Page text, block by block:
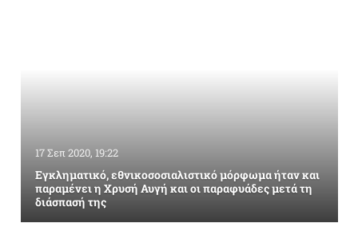
17 Σεπ 2020, 19:22
Εγκληματικό, εθνικοσοσιαλιστικό μόρφωμα ήταν και
παραμένει η Χρυσή Αυγή και οι παραφυάδες μετά τη
διάσπασή της